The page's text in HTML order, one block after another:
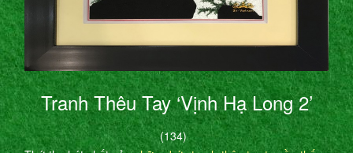
Tranh Thêu Tay ‘Vịnh Hạ Long 2’
(134)